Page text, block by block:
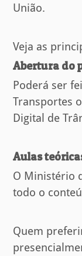
União.
Veja as
Abertura do
Poderá ser
Transportes
Digital de
Aulas
O Ministério
todo o
Quem